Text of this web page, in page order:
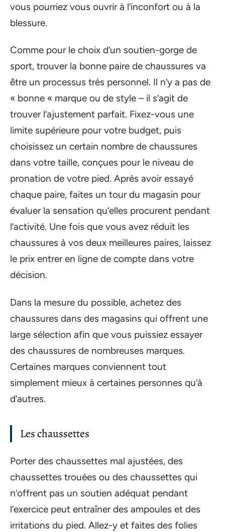
vous pourriez vous ouvrir à l’inconfort ou à la
blessure.
Comme pour le choix d’un soutien-gorge de
sport, trouver la bonne paire de chaussures va
être un processus très personnel. Il n’y a pas de
« bonne « marque ou de style – il s’agit de
trouver l’ajustement parfait. Fixez-vous une
limite supérieure pour votre budget, puis
choisissez un certain nombre de chaussures
dans votre taille, conçues pour le niveau de
pronation de votre pied. Après avoir essayé
chaque paire, faites un tour du magasin pour
évaluer la sensation qu’elles procurent pendant
l’activité. Une fois que vous avez réduit les
chaussures à vos deux meilleures paires, laissez
le prix entrer en ligne de compte dans votre
décision.
Dans la mesure du possible, achetez des
chaussures dans des magasins qui offrent une
large sélection afin que vous puissiez essayer
des chaussures de nombreuses marques.
Certaines marques conviennent tout
simplement mieux à certaines personnes qu’à
d’autres.
Les chaussettes
Porter des chaussettes mal ajustées, des
chaussettes trouées ou des chaussettes qui
n’offrent pas un soutien adéquat pendant
l’exercice peut entraîner des ampoules et des
irritations du pied. Allez-y et faites des folies